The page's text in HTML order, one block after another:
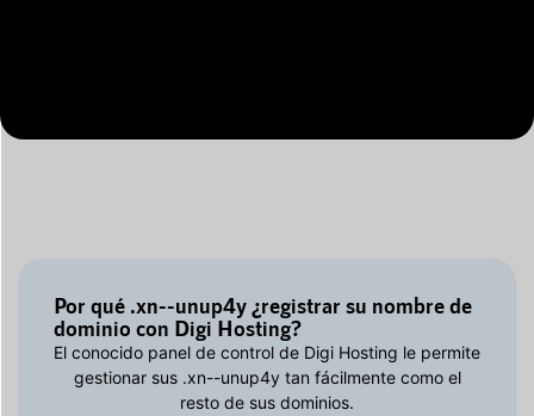
Por qué .xn--unup4y ¿registrar su nombre de
dominio con Digi Hosting?
El conocido panel de control de Digi Hosting le permite
gestionar sus .xn--unup4y tan fácilmente como el
resto de sus dominios.